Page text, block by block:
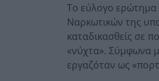
Το εύλογο
Ναρκωτικών της
καταδικασθείς σε
«νύχτα». Σύμφωνα
εργαζόταν ως